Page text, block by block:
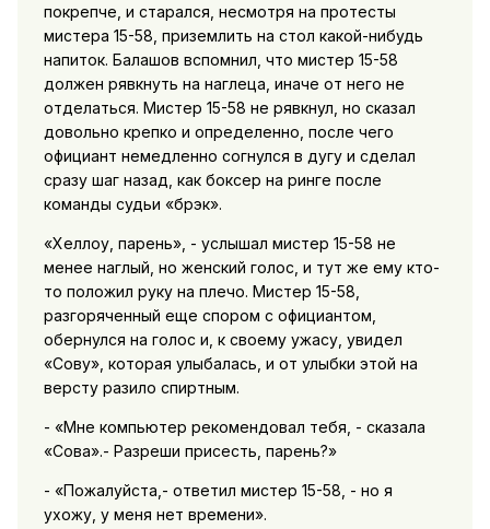
покрепче, и старался, несмотря на протесты
мистера 15-58, приземлить на стол какой-нибудь
напиток. Балашов вспомнил, что мистер 15-58
должен рявкнуть на наглеца, иначе от него не
отделаться. Мистер 15-58 не рявкнул, но сказал
довольно крепко и определенно, после чего
официант немедленно согнулся в дугу и сделал
сразу шаг назад, как боксер на ринге после
команды судьи «брэк».
«Хеллоу, парень», - услышал мистер 15-58 не
менее наглый, но женский голос, и тут же ему кто-
то положил руку на плечо. Мистер 15-58,
разгоряченный еще спором с официантом,
обернулся на голос и, к своему ужасу, увидел
«Сову», которая улыбалась, и от улыбки этой на
версту разило спиртным.
- «Мне компьютер рекомендовал тебя, - сказала
«Сова».- Разреши присесть, парень?»
- «Пожалуйста,- ответил мистер 15-58, - но я
ухожу, у меня нет времени».